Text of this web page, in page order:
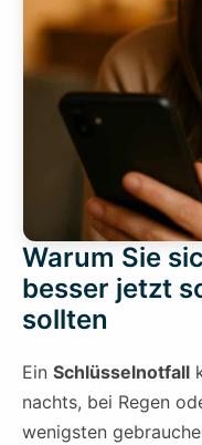
Warum Sie
besser jetzt
sollten
Ein Schlüsselnotfall
nachts, bei Regen
wenigsten